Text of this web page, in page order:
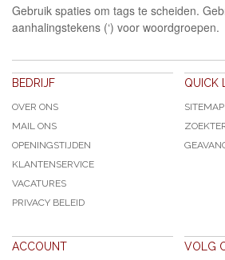
Gebruik spaties om tags te scheiden.
aanhalingstekens (‘) voor woordgroepen.
BEDRIJF
OVER ONS
MAIL ONS
OPENINGSTIJDEN
KLANTENSERVICE
VACATURES
PRIVACY BELEID
QUICK
SITEMAP
ACCOUNT VOLG